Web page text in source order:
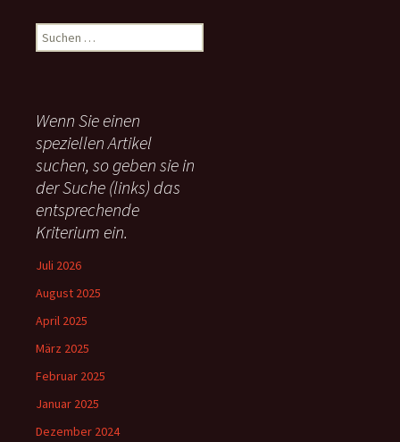
u
n
n
a
c
:
Wenn Sie einen
speziellen Artikel
suchen, so geben sie in
der Suche (links) das
entsprechende
Kriterium ein.
Juli 2026
August 2025
April 2025
März 2025
Februar 2025
Januar 2025
Dezember 2024